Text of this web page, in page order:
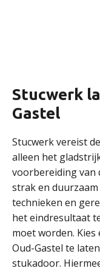
Stucwerk
Gastel
Stucwerk vereist
alleen het
voorbereiding van
strak en
technieken en
het eindresultaat
moet worden.
Oud-Gastel te
stukadoor.